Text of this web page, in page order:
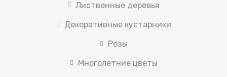
Лиственные деревья
Декоративные кустарники
Розы
Многолетние цветы